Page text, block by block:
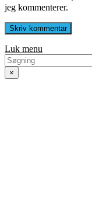
jeg kommenterer.
Luk menu
×